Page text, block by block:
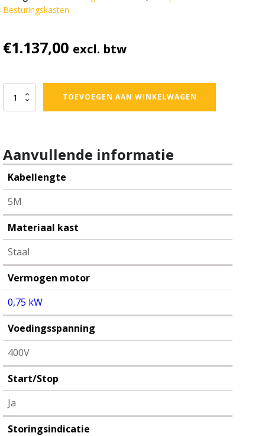
Besturingskasten
€1.137,00 excl. btw
400V
kW
-
start/stop
potmeter
ventilator
aantal
TOEVOEGEN AAN WINKELWAGEN
Aanvullende informatie
Kabellengte
5M
Materiaal kast
Staal
Vermogen motor
0,75 kW
Voedingsspanning
400V
Start/Stop
Ja
Storingsindicatie